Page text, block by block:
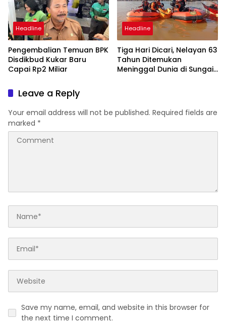
Headline
Pengembalian Temuan BPK
Disdikbud Kukar Baru
Capai Rp2 Miliar
Headline
Tiga Hari Dicari, Nelayan 63
Tahun Ditemukan
Meninggal Dunia di Sungai
Leave a Reply
Your email address will not be published. Required fields are
marked *
Save my name, email, and website in this browser for
the next time I comment.